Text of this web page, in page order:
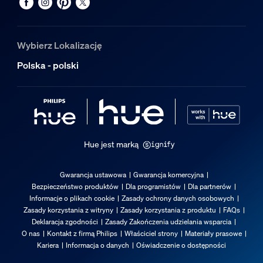
Dodatkowe funkcje/akcesoria w
Przyciemnianie za pomocą aplikacji Hue i regulatora
Wbudowane źródło światła LED
Kąt rozsyłu światła
40
Wskaźnik oddawania barw (CRI)
Wybierz Lokalizację
Polska - polski
Hue jest marką
Gwarancja ustawowa
Gwarancja komercyjna
Bezpieczeństwo produktów
Dla programistów
Dla partnerów
Informacje o plikach cookie
Zasady ochrony danych osobowych
Zasady korzystania z witryny
Zasady korzystania z produktu
FAQs
Deklaracja zgodności
Zasady Zakończenia udzielania wsparcia
O nas
Kontakt z firmą Philips Właściciel strony
Materiały prasowe
Kariera
Informacja o danych Oświadczenie o dostępności